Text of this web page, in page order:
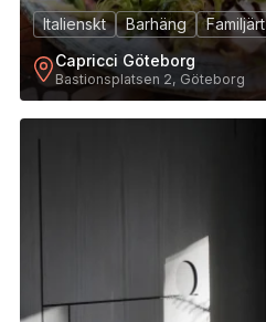
Italienskt Barhäng
Familjärt
Capricci Göteborg
Bastionsplatsen 2, Göteborg